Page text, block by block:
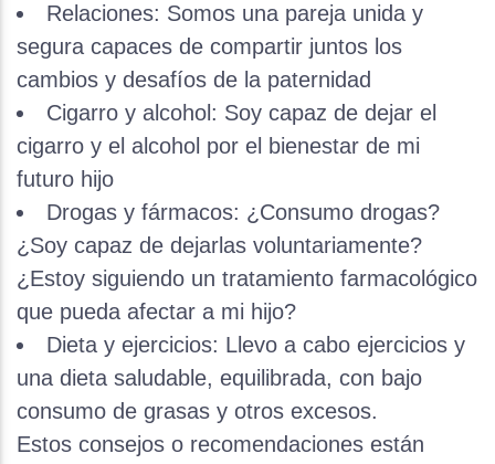
Relaciones: Somos una pareja unida y
segura capaces de compartir juntos los
cambios y desafíos de la paternidad
Cigarro y alcohol: Soy capaz de dejar el
cigarro y el alcohol por el bienestar de mi
futuro hijo
Drogas y fármacos: ¿Consumo drogas?
¿Soy capaz de dejarlas voluntariamente?
¿Estoy siguiendo un tratamiento farmacológico
que pueda afectar a mi hijo?
Dieta y ejercicios: Llevo a cabo ejercicios y
una dieta saludable, equilibrada, con bajo
consumo de grasas y otros excesos.
Estos consejos o recomendaciones están